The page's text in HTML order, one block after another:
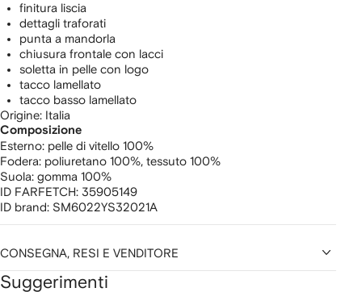
finitura liscia
dettagli traforati
punta a mandorla
chiusura frontale con lacci
soletta in pelle con logo
tacco lamellato
tacco basso lamellato
Origine: Italia
Composizione
Esterno: pelle di vitello 100%
Fodera: poliuretano 100%, tessuto 100%
Suola: gomma 100%
ID FARFETCH: 35905149
ID brand: SM6022YS32021A
CONSEGNA, RESI E VENDITORE
Suggerimenti